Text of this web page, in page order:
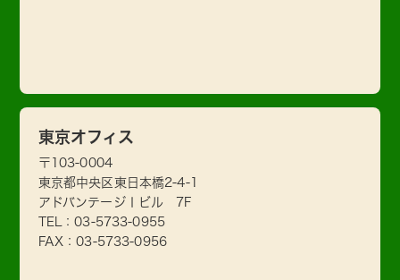
東京オフィス
〒103-0004
東京都中央区東日本橋2-4-1
アドバンテージⅠビル 7F
TEL：03-5733-0955
FAX：03-5733-0956